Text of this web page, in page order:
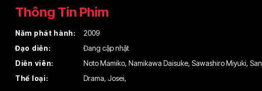
Thông Tin Phim
Năm phát hành:
2009
Đạo diễn:
Đang cập nhật
Diễn viên:
Noto Mamiko, Namikawa Daisuke, Sawashiro Miyuki,
Thể loại:
Drama, Josei,